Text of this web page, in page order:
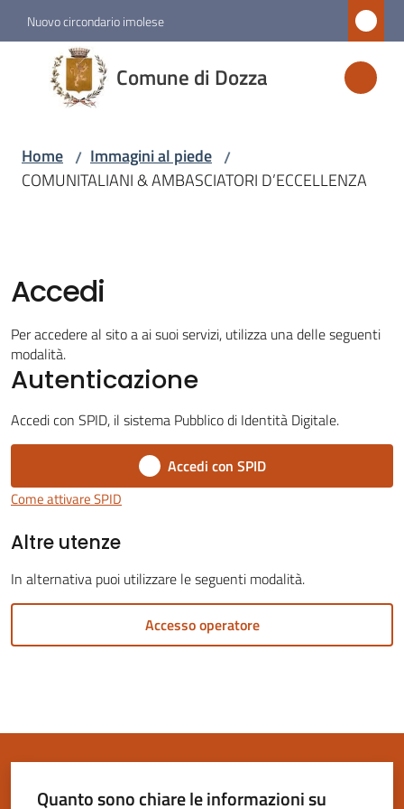
Vai al contenuto
Vai alla navigazione
Vai al footer
Nuovo circondario imolese
Comune di Dozza
Comune
di
Dozza
Servizi
Vivere
Dozza
Servizi
line
Tutti
argomenti
Home / Immagini al piede /
COMUNITALIANI & AMBASCIATORI D’ECCELLENZA
Accedi
Per accedere al sito a ai suoi servizi, utilizza una delle seguenti
modalità.
Autenticazione
Accedi con SPID, il sistema Pubblico di Identità Digitale.
Accedi con SPID
Come attivare SPID
Altre utenze
In alternativa puoi utilizzare le seguenti modalità.
Accesso operatore
Quanto sono chiare le informazioni su